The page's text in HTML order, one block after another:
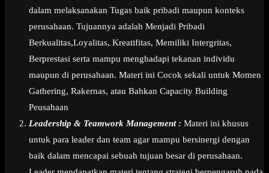
dalam melaksanakan Tugas baik pribadi maupun konteks
perusahaan. Tujuannya adalah Menjadi Pribadi
Berkualitas,Loyalitas, Kreatifitas, Memiliki Intergritas,
Berprestasi serta mampu menghadapi tekanan individu
maupun di perusahaan. Materi ini Cocok sekali untuk Momen
Gathering, Rakernas, atau Bahkan Capacity Building
Peusahaan
Leadership & Teamwork Management : Materi ini khusus
untuk para leader dan team agar mampu bersinergi dengan
baik dalam mencapai sebuah tujuan besar di perusahaan.